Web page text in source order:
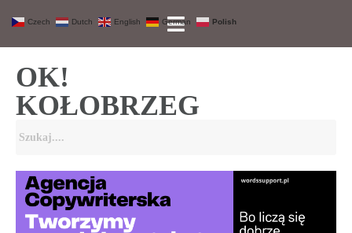
OK!
KOŁOBRZEG
Czech Dutch English German Polish